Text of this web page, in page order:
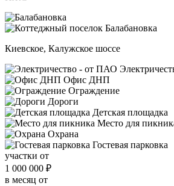
Киевское, Калужское шоссе
Офис ДНП
Ограждение
Дороги
Детская площадка
Место для
Охрана
Гостевая парковка
участки от
1 000 000 ₽
в месяц от